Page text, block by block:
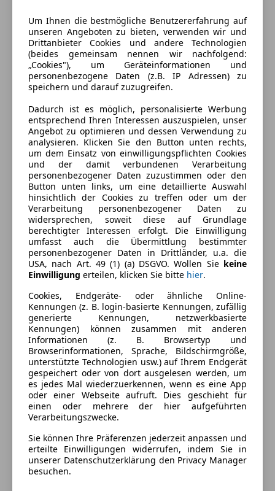
Energieverbrauch
Kraftstoff
Benzin
Kraftstoffverbrauch
5,70l/100 km (komb.)
CO₂-Emissionen
131 g/km (komb.)
Ausstattung
Komfort
Armlehne
Beheizbares Lenkrad
Einparkhilfe
Einparkhilfe Rückfahrkamera
Einparkhilfe Sensoren hinten
Einparkhilfe Sensoren vorne
Elektrische Fensterheber
Elektrische Heckklappe
Elektrische Seitenspiegel
Elektrische Sitze
Getönte Scheiben
Klimaautomatik
Lordosenstütze
Panoramadach
Schlüssellose Zentralverriegelung
Mehr anzeigen
Farbe und Innenausstattung
Außenfarbe
Grün
Lackierung
Andere
Fahrzeugbeschreibung
VORFÜHRWAGEN ZUM VORZUGSPREIS!
EINTAUSCHAUTO, EGAL OB FINANZIERT ODER GEGEN
„BARES“, IST WILLKOMMEN!
Preisbewertung
Um Ihnen die bestmögliche Benutzererfahrung auf
unseren Angeboten zu bieten, verwenden wir und
Drittanbieter Cookies und andere Technologien
(beides gemeinsam nennen wir nachfolgend:
„Cookies"), um Geräteinformationen und
personenbezogene Daten (z.B. IP Adressen) zu
speichern und darauf zuzugreifen.
Dadurch ist es möglich, personalisierte Werbung
entsprechend Ihren Interessen auszuspielen, unser
Angebot zu optimieren und dessen Verwendung zu
analysieren. Klicken Sie den Button unten rechts,
um dem Einsatz von einwilligungspflichten Cookies
und der damit verbundenen Verarbeitung
personenbezogener Daten zuzustimmen oder den
Button unten links, um eine detaillierte Auswahl
hinsichtlich der Cookies zu treffen oder um der
Verarbeitung personenbezogener Daten zu
widersprechen, soweit diese auf Grundlage
berechtigter Interessen erfolgt. Die Einwilligung
umfasst auch die Übermittlung bestimmter
personenbezogener Daten in Drittländer, u.a. die
USA, nach Art. 49 (1) (a) DSGVO. Wollen Sie keine
Einwilligung erteilen, klicken Sie bitte hier.
Cookies, Endgeräte- oder ähnliche Online-
Kennungen (z. B. login-basierte Kennungen, zufällig
generierte Kennungen, netzwerkbasierte
Kennungen) können zusammen mit anderen
Informationen (z. B. Browsertyp und
Browserinformationen, Sprache, Bildschirmgröße,
unterstützte Technologien usw.) auf Ihrem Endgerät
gespeichert oder von dort ausgelesen werden, um
es jedes Mal wiederzuerkennen, wenn es eine App
oder einer Webseite aufruft. Dies geschieht für
einen oder mehrere der hier aufgeführten
Verarbeitungszwecke.
Sie können Ihre Präferenzen jederzeit anpassen und
erteilte Einwilligungen widerrufen, indem Sie in
unserer Datenschutzerklärung den Privacy Manager
besuchen.